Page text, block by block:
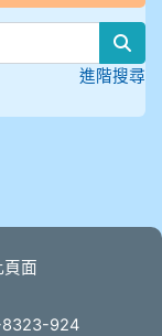
進階搜尋
8323-924